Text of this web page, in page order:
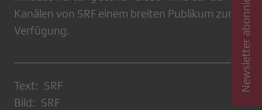
Kanälen von SRF einem breiten Publikum zur
Verfügung.
Text: SRF
Bild: SRF
Newsletter abonnieren